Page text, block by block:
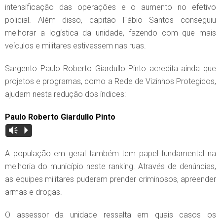
intensificação das operações e o aumento no efetivo
policial. Além disso, capitão Fábio Santos conseguiu
melhorar a logística da unidade, fazendo com que mais
veículos e militares estivessem nas ruas.
Sargento Paulo Roberto Giardullo Pinto acredita ainda que
projetos e programas, como a Rede de Vizinhos Protegidos,
ajudam nesta redução dos índices:
Paulo Roberto Giardullo Pinto
Vm P
A população em geral também tem papel fundamental na
melhoria do município neste ranking. Através de denúncias,
as equipes militares puderam prender criminosos, apreender
armas e drogas.
O assessor da unidade ressalta em quais casos os